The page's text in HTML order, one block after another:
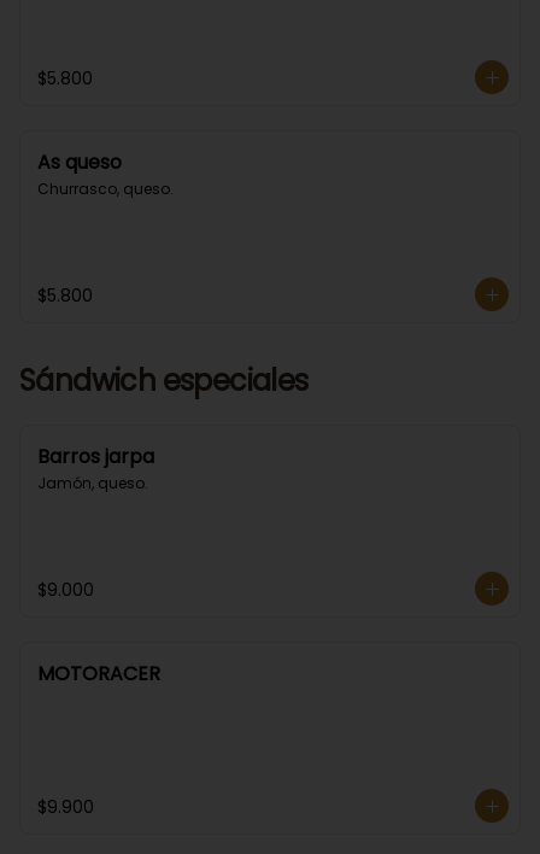
$5.800
As queso
Churrasco, queso.
$5.800
Sándwich especiales
Barros jarpa
Jamón, queso.
$9.000
MOTORACER
$9.900